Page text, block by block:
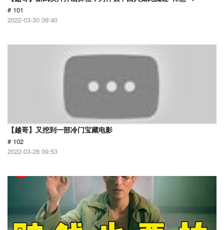
# 101
2022-03-30 09:40
【越哥】又挖到一部冷门宝藏电影
# 102
2022-03-28 09:53